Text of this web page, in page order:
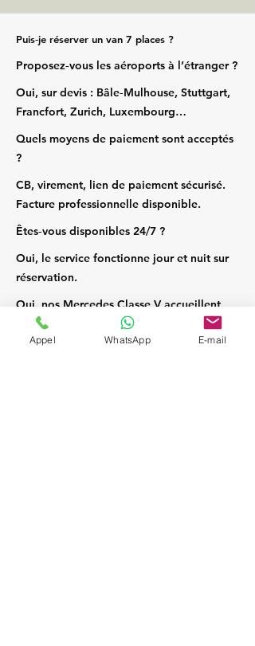
Puis‑je réserver un van 7 places ?
Proposez‑vous les aéroports à l’étranger ?
Oui, sur devis : Bâle‑Mulhouse, Stuttgart,
Francfort, Zurich, Luxembourg…
Quels moyens de paiement sont acceptés
?
CB, virement, lien de paiement sécurisé.
Facture professionnelle disponible.
Êtes‑vous disponibles 24/7 ?
Oui, le service fonctionne jour et nuit sur
réservation.
Oui, nos Mercedes Classe V accueillent
jusqu’à 7 passagers et leurs bagages.
Appel WhatsApp E-mail